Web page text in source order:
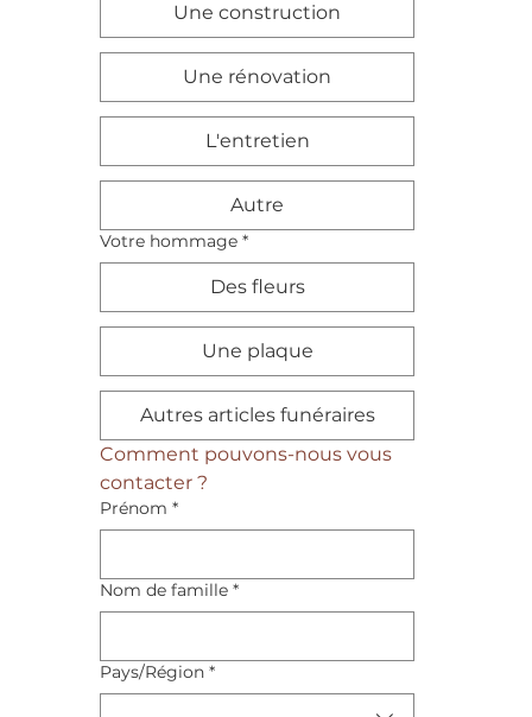
Une construction
Une rénovation
L'entretien
Autre
Votre hommage *
Des fleurs
Une plaque
Autres articles funéraires
Comment pouvons-nous vous
contacter ?
Prénom *
Nom de famille *
Adresse multiligne
Pays/Région *